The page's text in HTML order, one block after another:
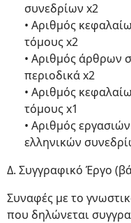
συνεδρίων x2
• Αριθμός
τόμους x2
• Αριθμός άρθρων
περιοδικά x2
• Αριθμός
τόμους x1
• Αριθμός
ελληνικών
Δ. Συγγραφικό Έργο
Συναφές με το
που δηλώνεται